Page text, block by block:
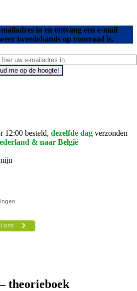
in en ontvang een e-mail
tweedehands op voorraad is.
me op de hoogte!
12:00 besteld, dezelfde dag verzonden
& naar België
theorieboek